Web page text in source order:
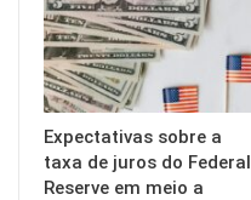
Expectativas sobre a
taxa de juros do Federal
Reserve em meio a